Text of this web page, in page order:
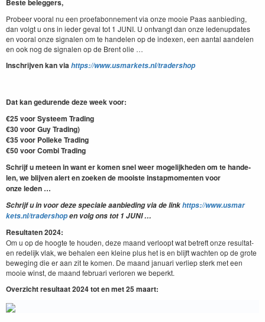
Beste beleg­gers,
Probeer vooral nu een proe­fabon­nement via onze mooie Paas aan­bied­ing,
dan vol­gt u ons in ieder geval tot 1 JUNI. U ont­vangt dan onze lede­nup­dates
en vooral onze sig­nalen om te han­de­len op de index­en, een aan­tal aan­de­len
en ook nog de sig­nalen op de Brent olie …
Inschri­jven kan viahttps://​www​.usmar​kets​.nl/​t​r​a​d​e​rshop
Dat kan gedurende deze week voor:
€25voor Sys­teem Trad­ing
€30voor Guy Trad­ing)
€35voor Polleke Trad­ing
€50voor Com­bi Trading
Schri­jf u meteen in want er komen snel weer mogelijkhe­den om te han­de­
len, we bli­jven alert en zoeken de mooiste instap­mo­menten voor
onze leden …
Schri­jf u in voor deze spe­ciale aan­bied­ing via de linkhttps://​www​.usmar​
kets​.nl/​t​r​a​d​e​rshopen volg ons tot1 JUNI…
Resul­tat­en2024:
Om u op de hoogte te houden, deze maand ver­loopt wat betre­ft onze resul­tat­
en redelijk vlak, we behalen een kleine plus het is en bli­jft wacht­en op de grote
beweg­ing die er aan zit te komen. De maand jan­u­ari ver­liep sterk met een
mooie winst, de maand feb­ru­ari ver­loren we beperkt.
Overzicht resul­taat2024tot en met25maart: